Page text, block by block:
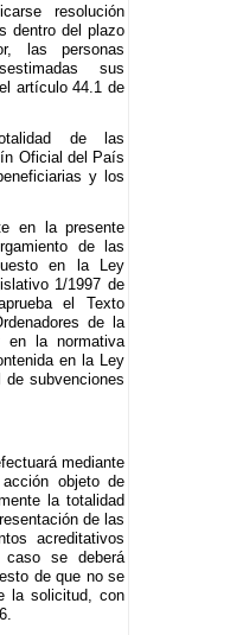
resolución
dentro del plazo
las personas
sus
artículo 44.1 de
de las
Oficial del País
y los
en la presente
de las
en la Ley
1/1997 de
el Texto
de la
en la normativa
en la Ley
de subvenciones
mediante
objeto de
la totalidad
de las
acreditativos
se deberá
de que no se
la solicitud, con